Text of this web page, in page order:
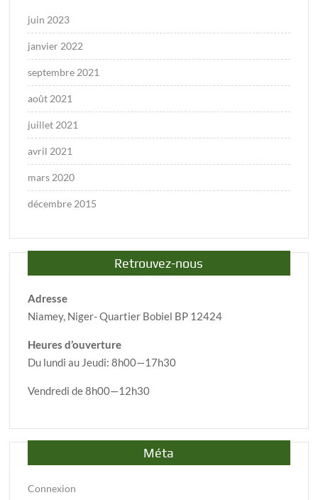
juin 2023
janvier 2022
septembre 2021
août 2021
juillet 2021
avril 2021
mars 2020
décembre 2015
Retrouvez-nous
Adresse
Niamey, Niger- Quartier Bobiel BP 12424
Heures d’ouverture
Du lundi au Jeudi: 8h00—17h30
Vendredi de 8h00—12h30
Méta
Connexion